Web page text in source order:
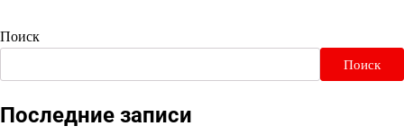
Поиск
Поиск
Последние записи